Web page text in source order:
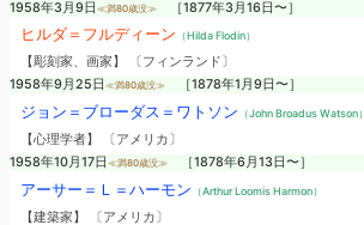
1958年3月9日 ≪満80歳没≫ ［1877年3月16日〜］
ヒルダ＝フルディーン （Hilda Flodin）
【彫刻家、画家】 〔フィンランド〕
1958年9月25日 ≪満80歳没≫ ［1878年1月9日〜］
ジョン＝ブローダス＝ワトソン （John Broadus Watson）
【心理学者】 〔アメリカ〕
1958年10月17日 ≪満80歳没≫ ［1878年6月13日〜］
アーサー＝Ｌ＝ハーモン （Arthur Loomis Harmon）
【建築家】 〔アメリカ〕